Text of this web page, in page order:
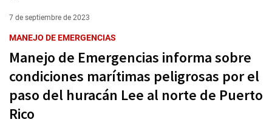
7 de septiembre de 2023
MANEJO DE EMERGENCIAS
Manejo de Emergencias informa sobre
condiciones marítimas peligrosas por el
paso del huracán Lee al norte de Puerto
Rico